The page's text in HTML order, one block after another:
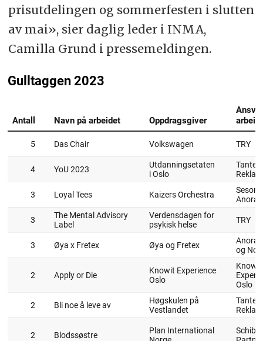
prisutdelingen og sommerfesten i slutten
av mai», sier daglig leder i INMA,
Camilla Grund i pressemeldingen.